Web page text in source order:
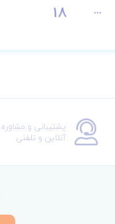
18
پشتیبانی و مشاوره
آنلاین و تلفنی